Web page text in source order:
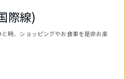
際線)
時、ショッピングやお食事を是非お楽